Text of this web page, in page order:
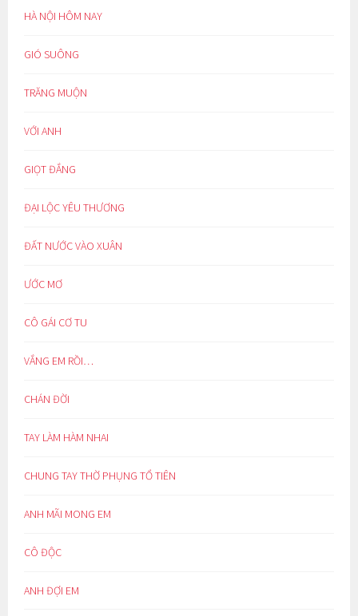
HÀ NỘI HÔM NAY
GIÓ SUÔNG
TRĂNG MUỘN
VỚI ANH
GIỌT ĐẮNG
ĐẠI LỘC YÊU THƯƠNG
ĐẤT NƯỚC VÀO XUÂN
ƯỚC MƠ
CÔ GÁI CƠ TU
VẮNG EM RỒI…
CHÁN ĐỜI
TAY LÀM HÀM NHAI
CHUNG TAY THỜ PHỤNG TỔ TIÊN
ANH MÃI MONG EM
CÔ ĐỘC
ANH ĐỢI EM